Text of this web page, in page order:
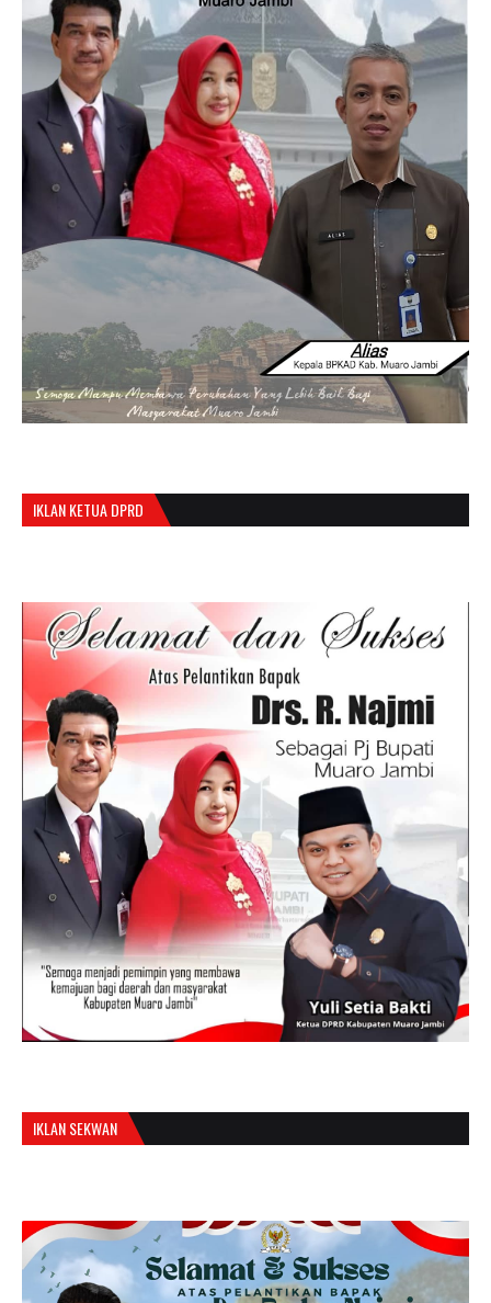
IKLAN KETUA DPRD
IKLAN SEKWAN